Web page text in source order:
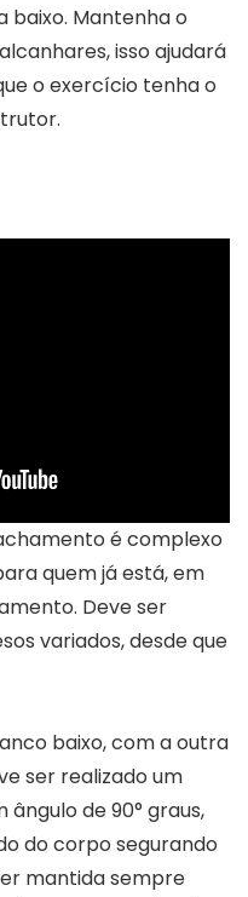
baixo. Mantenha o
isso ajudará
o exercício tenha o
é complexo
quem já está, em
Deve ser
variados, desde que
baixo, com a outra
ser realizado um
de 90° graus,
do corpo segurando
mantida sempre